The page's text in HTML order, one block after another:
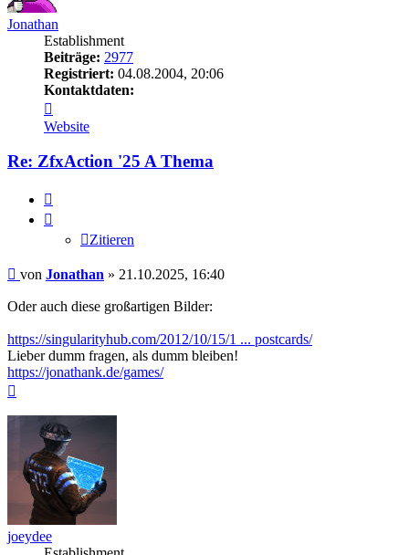
Jonathan
Establishment
Beiträge: 2977
Registriert: 04.08.2004, 20:06
Kontaktdaten:
von
Jonathan
Website
Re: ZfxAction '25 A Thema
Zitieren
Beitrag
von Jonathan » 21.10.2025, 16:40
Oder auch diese großartigen Bilder:
https://singularityhub.com/2012/10/15/1 ... postcards/
Lieber dumm fragen, als dumm bleiben!
https://jonathank.de/games/
joeydee